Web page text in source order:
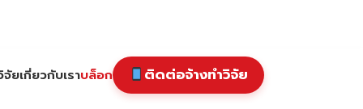
จัยเกี่ยวกับเราบล็อก ติดต่อจ้างทำวิจัย